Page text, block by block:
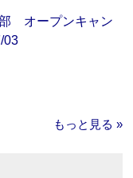
オープンキャン
03
もっと見る »